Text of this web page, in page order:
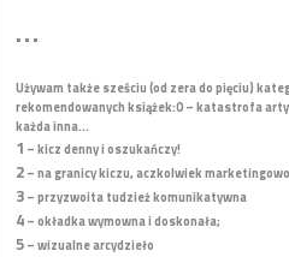
• • •
Używam także sześciu (od zera do pięciu)
rekomendowanych książek:0 – katastrofa
każda inna...
1 – kicz denny i oszukańczy!
2– na granicy kiczu, aczkolwiek
3– przyzwoita tudzież komunikatywna
4– okładka wymowna i doskonała;
5– wizualne arcydzieło